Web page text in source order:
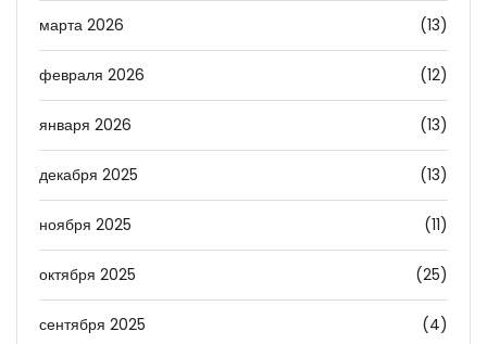
марта 2026 (13)
февраля 2026 (12)
января 2026 (13)
декабря 2025 (13)
ноября 2025 (11)
октября 2025 (25)
сентября 2025 (4)